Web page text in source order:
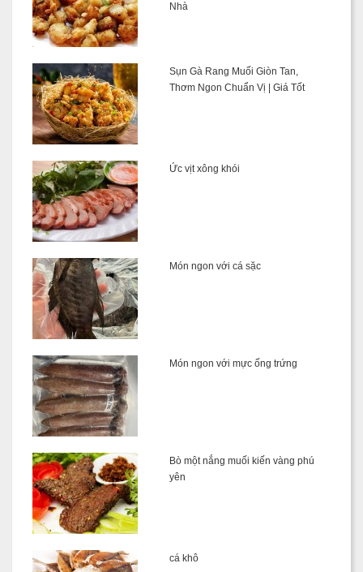
Nhà
Sụn Gà Rang Muối Giòn Tan,
Thơm Ngon Chuẩn Vị | Giá Tốt
Ức vịt xông khói
Món ngon với cá sặc
Món ngon với mực ống trứng
Bò một nắng muối kiến vàng phú
yên
cá khô